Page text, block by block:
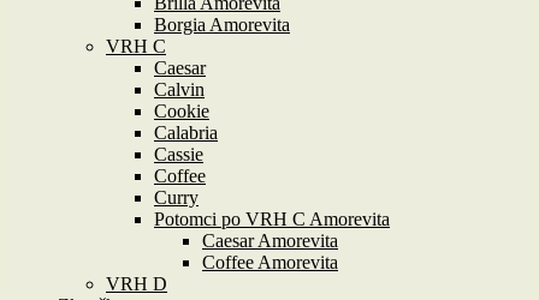
Borgia Amorevita
VRH C
Caesar
Calvin
Cookie
Calabria
Cassie
Coffee
Curry
Potomci po VRH C Amorevita
Caesar Amorevita
Coffee Amorevita
VRH D